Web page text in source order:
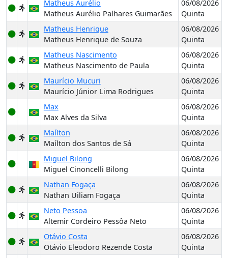
Matheus Aurélio
Matheus Aurélio Palhares Guimarães
06/08/2026
Quinta
Matheus Henrique
Matheus Henrique de Souza
06/08/2026
Quinta
Matheus Nascimento
Matheus Nascimento de Paula
06/08/2026
Quinta
Maurício Mucuri
Maurício Júnior Lima Rodrigues
06/08/2026
Quinta
Max
Max Alves da Silva
06/08/2026
Quinta
Maílton
Maílton dos Santos de Sá
06/08/2026
Quinta
Miguel Bilong
Miguel Cinoncelli Bilong
06/08/2026
Quinta
Nathan Fogaça
Nathan Uiliam Fogaça
06/08/2026
Quinta
Neto Pessoa
Altemir Cordeiro Pessôa Neto
06/08/2026
Quinta
Otávio Costa
Otávio Eleodoro Rezende Costa
06/08/2026
Quinta